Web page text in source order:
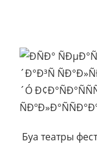
Буа театры